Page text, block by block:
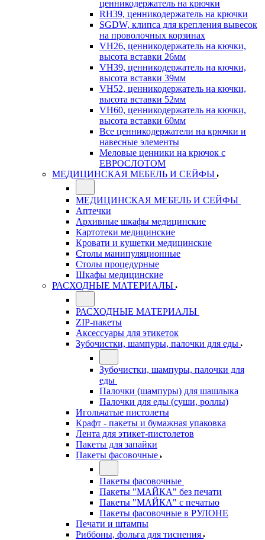
ценникодержатель на крючки
RH39, ценникодержатель на крючки
SGDW, клипса для крепления вывесок
на проволочных корзинах
VH26, ценникодержатель на кючки,
высота вставки 26мм
VH39, ценникодержатель на кючки,
высота вставки 39мм
VH52, ценникодержатель на кючки,
высота вставки 52мм
VH60, ценникодержатель на кючки,
высота вставки 60мм
Все ценникодержатели на крючки и
навесные элементы
Меловые ценники на крючок с
ЕВРОСЛОТОМ
МЕДИЦИНСКАЯ МЕБЕЛЬ И СЕЙФЫ
МЕДИЦИНСКАЯ МЕБЕЛЬ И СЕЙФЫ
Аптечки
Архивные шкафы медицинские
Картотеки медицинские
Кровати и кушетки медицинские
Столы манипуляционные
Столы процедурные
Шкафы медицинские
РАСХОДНЫЕ МАТЕРИАЛЫ
РАСХОДНЫЕ МАТЕРИАЛЫ
ZIP-пакеты
Аксессуары для этикеток
Зубочистки, шампуры, палочки для еды
Зубочистки, шампуры, палочки для
еды
Палочки (шампуры) для шашлыка
Палочки для еды (суши, роллы)
Игольчатые пистолеты
Крафт - пакеты и бумажная упаковка
Лента для этикет-пистолетов
Пакеты для запайки
Пакеты фасовочные
Пакеты фасовочные
Пакеты "МАЙКА" без печати
Пакеты "МАЙКА" с печатью
Пакеты фасовочные в РУЛОНЕ
Печати и штампы
Риббоны, фольга для тиснения